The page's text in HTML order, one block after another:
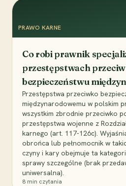
PRAWO KARNE
Co robi prawnik
przestępstwach
bezpieczeństwu
Przestępstwa przeciwko
międzynarodowemu w polskim
wszystkim zbrodnie przeciwko
przestępstwa wojenne z
karnego (art. 117-126c).
obrońca lub pełnomocnik w
czyny i kary obejmuje ta
sprawy szczególne (brak
uniwersalna).
8 min czytania